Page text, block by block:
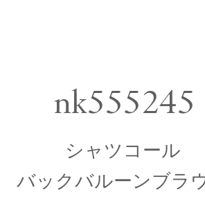
nk555245
シャツコール
バックバルーンブラ